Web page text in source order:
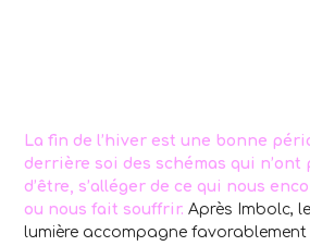
La fin de l’hiver est une bonne
derrière soi des schémas qui n’ont
d’être, s’alléger de ce qui nous
ou nous fait souffrir. Après Imbolc,
lumière accompagne favorablement